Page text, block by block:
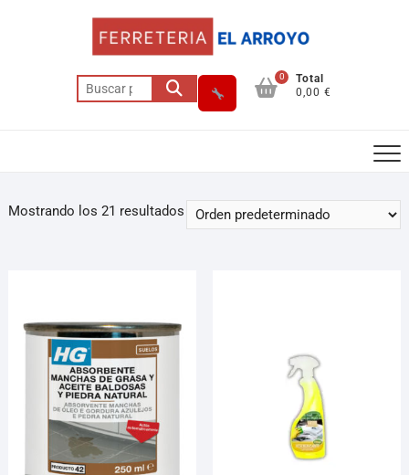
0
Total
0,00 €
Mostrando los 21 resultados
Asesor El Arroyo
En línea · responde en segundos
Llamar (cerrado) Cómo llegar